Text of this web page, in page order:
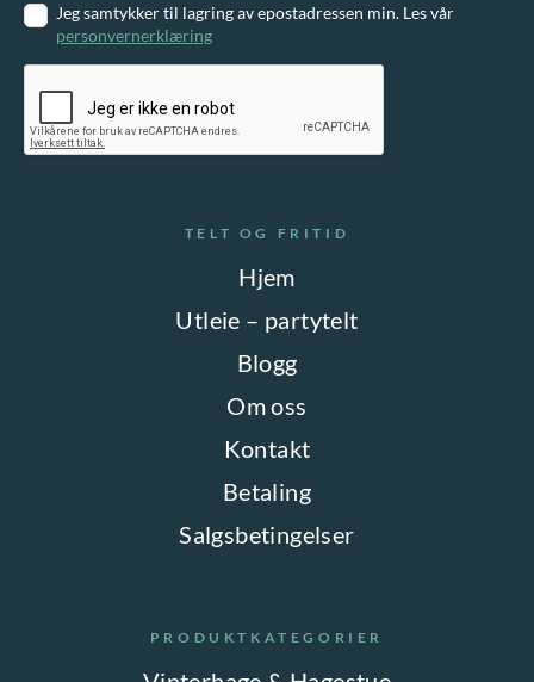
TELT OG FRITID
Hjem
Utleie – partytelt
Blogg
Om oss
Kontakt
Betaling
Salgsbetingelser
PRODUKTKATEGORIER
Jeg samtykker til lagring av epostadressen min. Les vår
personvernerklæring